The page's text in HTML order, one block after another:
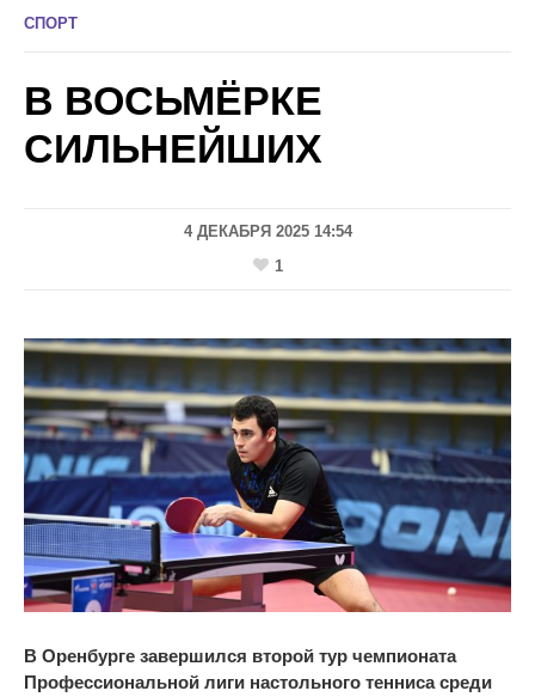
СПОРТ
В ВОСЬМЁРКЕ
СИЛЬНЕЙШИХ
4 ДЕКАБРЯ 2025 14:54
1
В Оренбурге завершился второй тур чемпионата
Профессиональной лиги настольного тенниса среди